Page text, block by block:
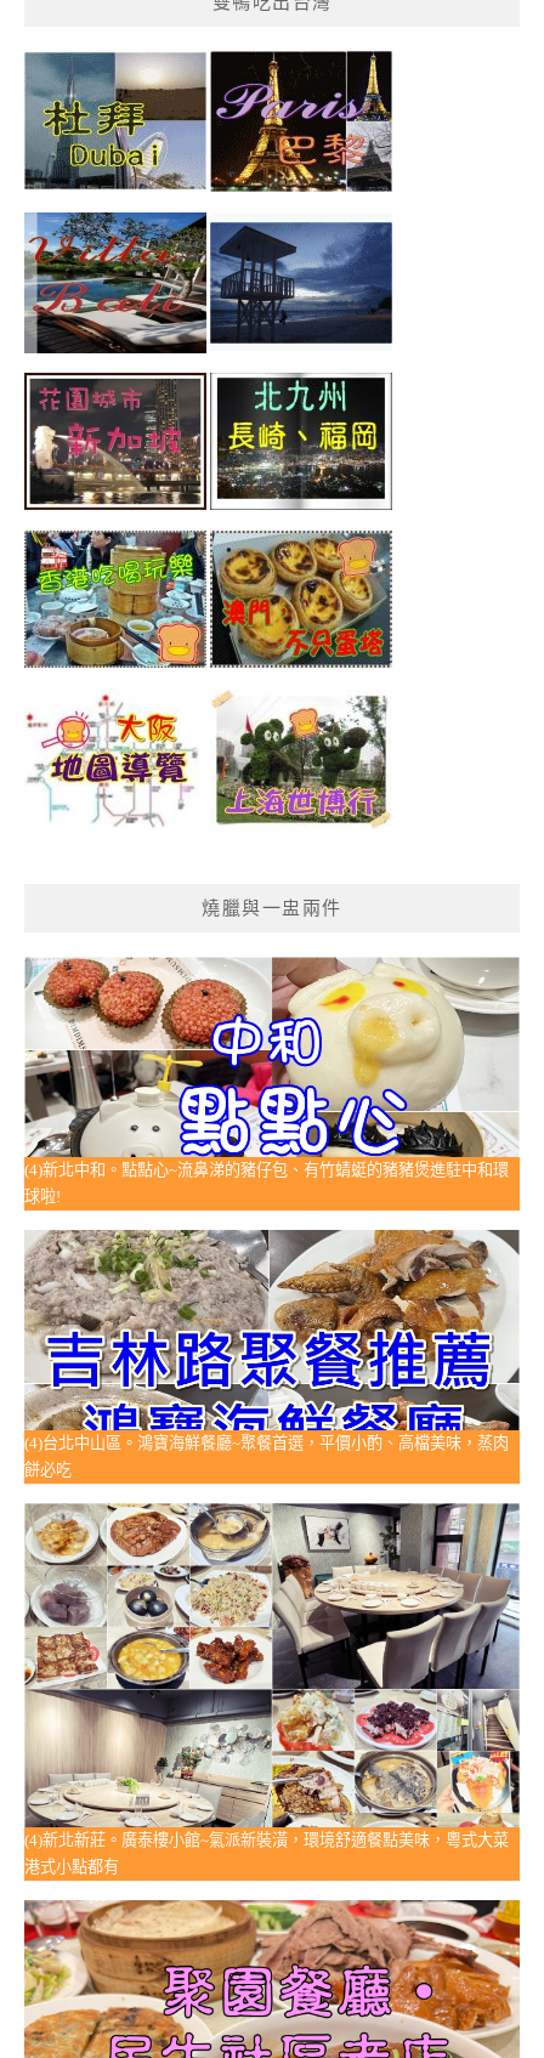
燒臘與一盅兩件
(4)新北中和。點點心~流鼻涕的豬仔包、有竹蜻蜓的豬豬煲進駐中和環
球啦!
(4)台北中山區。鴻寶海鮮餐廳~聚餐首選，平價小酌、高檔美味，蒸肉
餅必吃
(4)新北新莊。廣泰樓小館~氣派新裝潢，環境舒適餐點美味，粵式大菜
港式小點都有